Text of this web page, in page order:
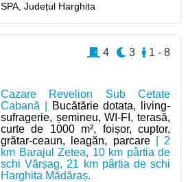
SPA, Județul Harghita
Cazare Revelion Sub Cetate
Cabană |
Bucătărie dotata, living-
sufragerie, șemineu, WI-FI, terasă,
curte de 1000 m², foișor, cuptor,
grătar-ceaun, leagăn, parcare| 2
km Barajul Zetea, 10 km pârtia de
schi Vărșag, 21 km pârtia de schi
Harghita Mădăraș.
1 - 8
3
4